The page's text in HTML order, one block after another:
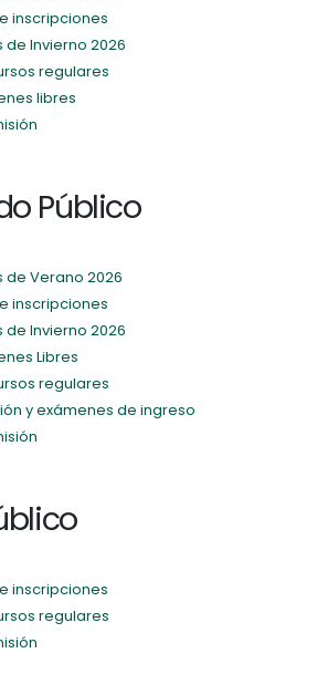
inscripciones
de Invierno 2026
regulares
libres
Público
de Verano 2026
inscripciones
de Invierno 2026
Libres
regulares
y exámenes de ingreso
inscripciones
regulares